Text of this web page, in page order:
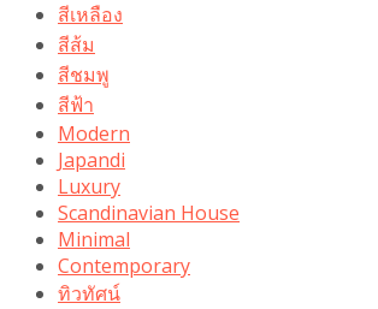
สีเหลือง
สีส้ม
สีชมพู
สีฟ้า
Modern
Japandi
Luxury
Scandinavian House
Minimal
Contemporary
ทิวทัศน์